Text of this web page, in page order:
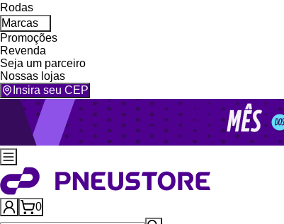
Rodas
Marcas
Promoções
Revenda
Seja um parceiro
Nossas lojas
Insira seu CEP
0